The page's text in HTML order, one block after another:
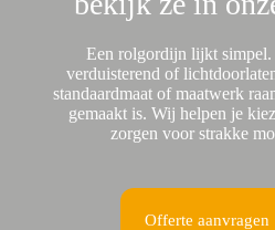
Een rolgordijn lijkt simpel.
verduisterend of
standaardmaat of maatwerk
gemaakt is. Wij helpen je
zorgen voor strakke
Offerte aanvragen